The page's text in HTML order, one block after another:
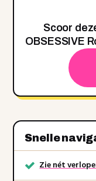
Scoor
OBSESSIVE
Snelle
Zie nét